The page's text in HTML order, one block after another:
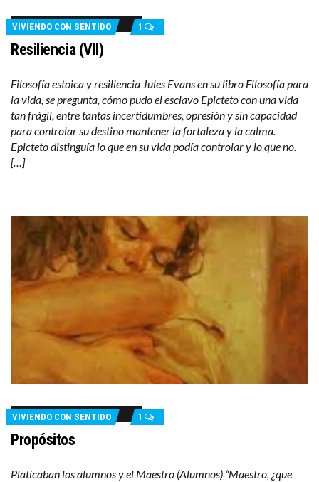
VIVIENDO CON SENTIDO 1
Resiliencia (VII)
Filosofía estoica y resiliencia Jules Evans en su libro Filosofía para
la vida, se pregunta, cómo pudo el esclavo Epicteto con una vida
tan frágil, entre tantas incertidumbres, opresión y sin capacidad
para controlar su destino mantener la fortaleza y la calma.
Epicteto distinguía lo que en su vida podía controlar y lo que no.
[…]
VIVIENDO CON SENTIDO 1
Propósitos
Platicaban los alumnos y el Maestro (Alumnos) “Maestro, ¿que